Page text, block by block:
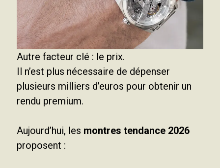
Autre facteur clé : le prix.
Il n’est plus nécessaire de dépenser
plusieurs milliers d’euros pour obtenir un
rendu premium.
Aujourd’hui, les montres tendance 2026
proposent :